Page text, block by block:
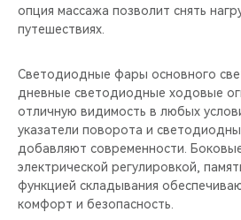
опция массажа позволит снять
путешествиях.
Светодиодные фары основного
дневные светодиодные ходовые
отличную видимость в любых
указатели поворота и
добавляют современности.
электрической регулировкой,
функцией складывания
комфорт и безопасность.